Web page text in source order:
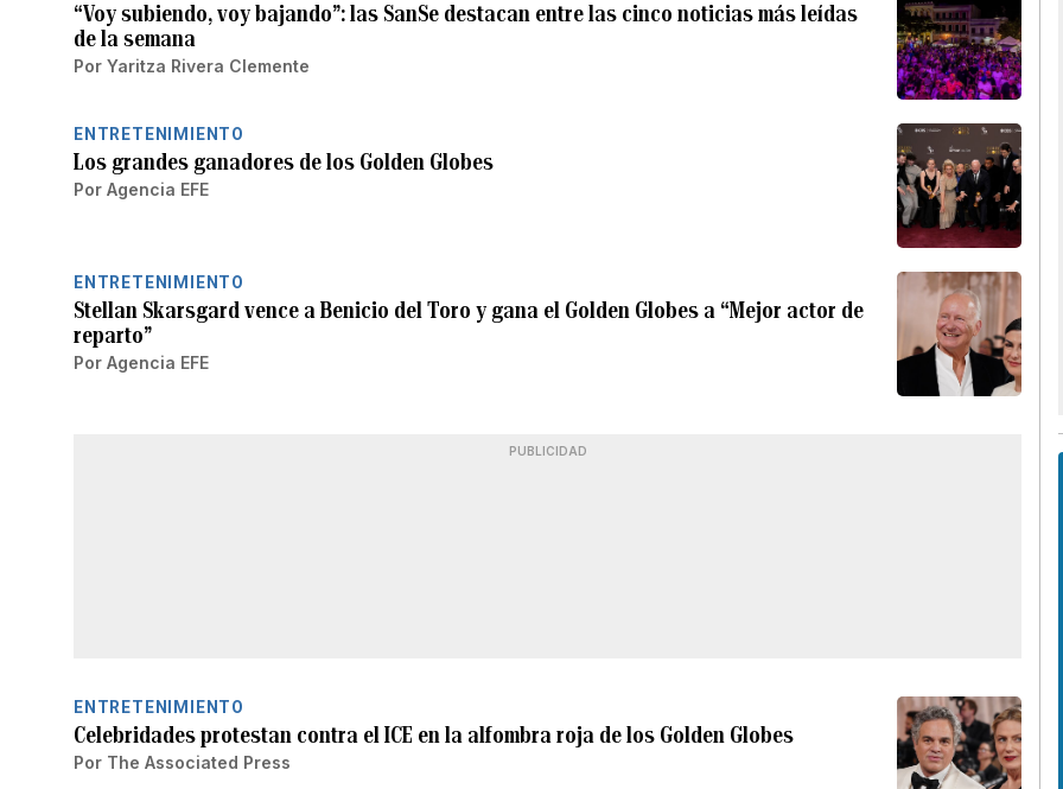
“Voy subiendo, voy bajando”: las SanSe destacan entre las cinco noticias más leídas
de la semana
Por Yaritza Rivera Clemente
ENTRETENIMIENTO
Los grandes ganadores de los Golden Globes
Por Agencia EFE
ENTRETENIMIENTO
Stellan Skarsgard vence a Benicio del Toro y gana el Golden Globes a “Mejor actor de
reparto”
Por Agencia EFE
PUBLICIDAD
ENTRETENIMIENTO
Celebridades protestan contra el ICE en la alfombra roja de los Golden Globes
Por The Associated Press